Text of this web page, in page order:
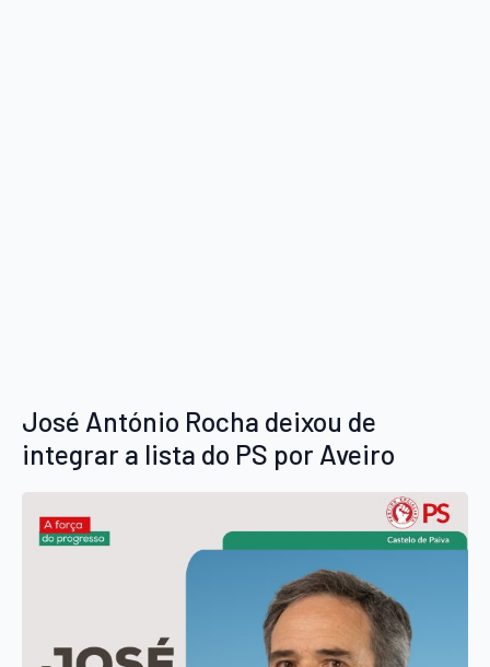
José António Rocha deixou de
integrar a lista do PS por Aveiro